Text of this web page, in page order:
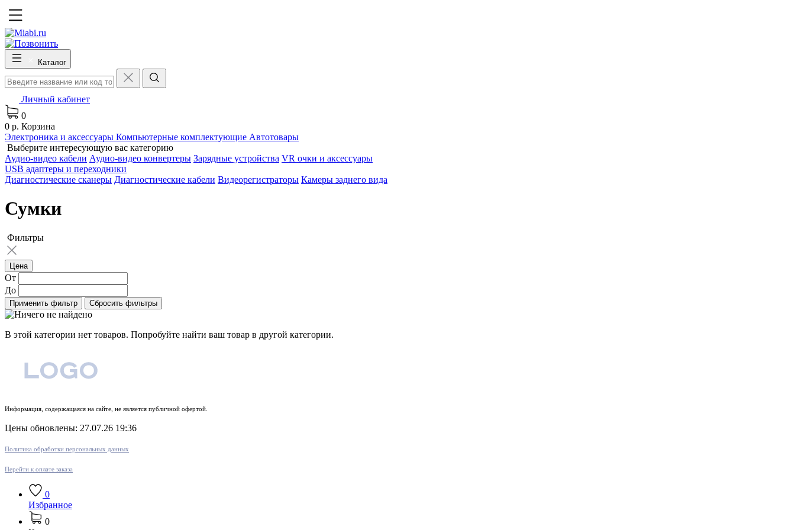
Каталог
Личный кабинет
0
0 р. Корзина
Электроника и аксессуары Компьютерные комплектующие Автотовары
Выберите интересующую вас категорию
Аудио-видео кабели Аудио-видео конвертеры Зарядные устройства VR очки и аксессуары
USB адаптеры и переходники
Диагностические сканеры Диагностические кабели Видеорегистраторы Камеры заднего вида
Сумки
Фильтры
Цена
От
До
Применить фильтр Сбросить фильтры
В этой категории нет товаров. Попробуйте найти ваш товар в другой категории.
Информация, содержащаяся на сайте, не является публичной офертой.
Цены обновлены: 27.07.26 19:36
Политика обработки персональных данных
Перейти к оплате заказа
0
Избранное
0